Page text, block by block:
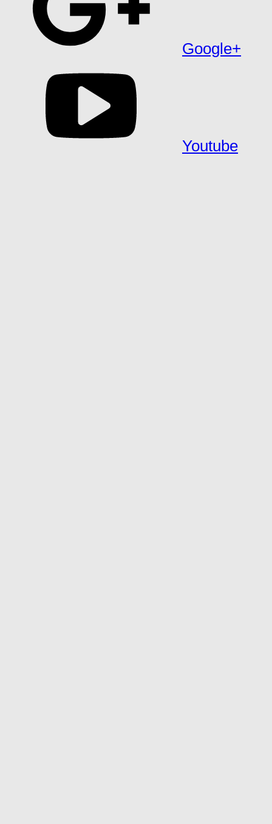
Google+
Youtube